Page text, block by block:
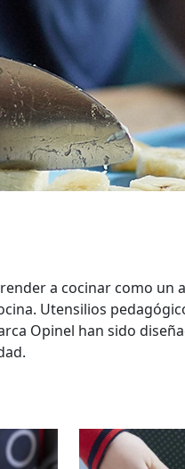
a cocinar como un
Utensilios
Opinel han sido